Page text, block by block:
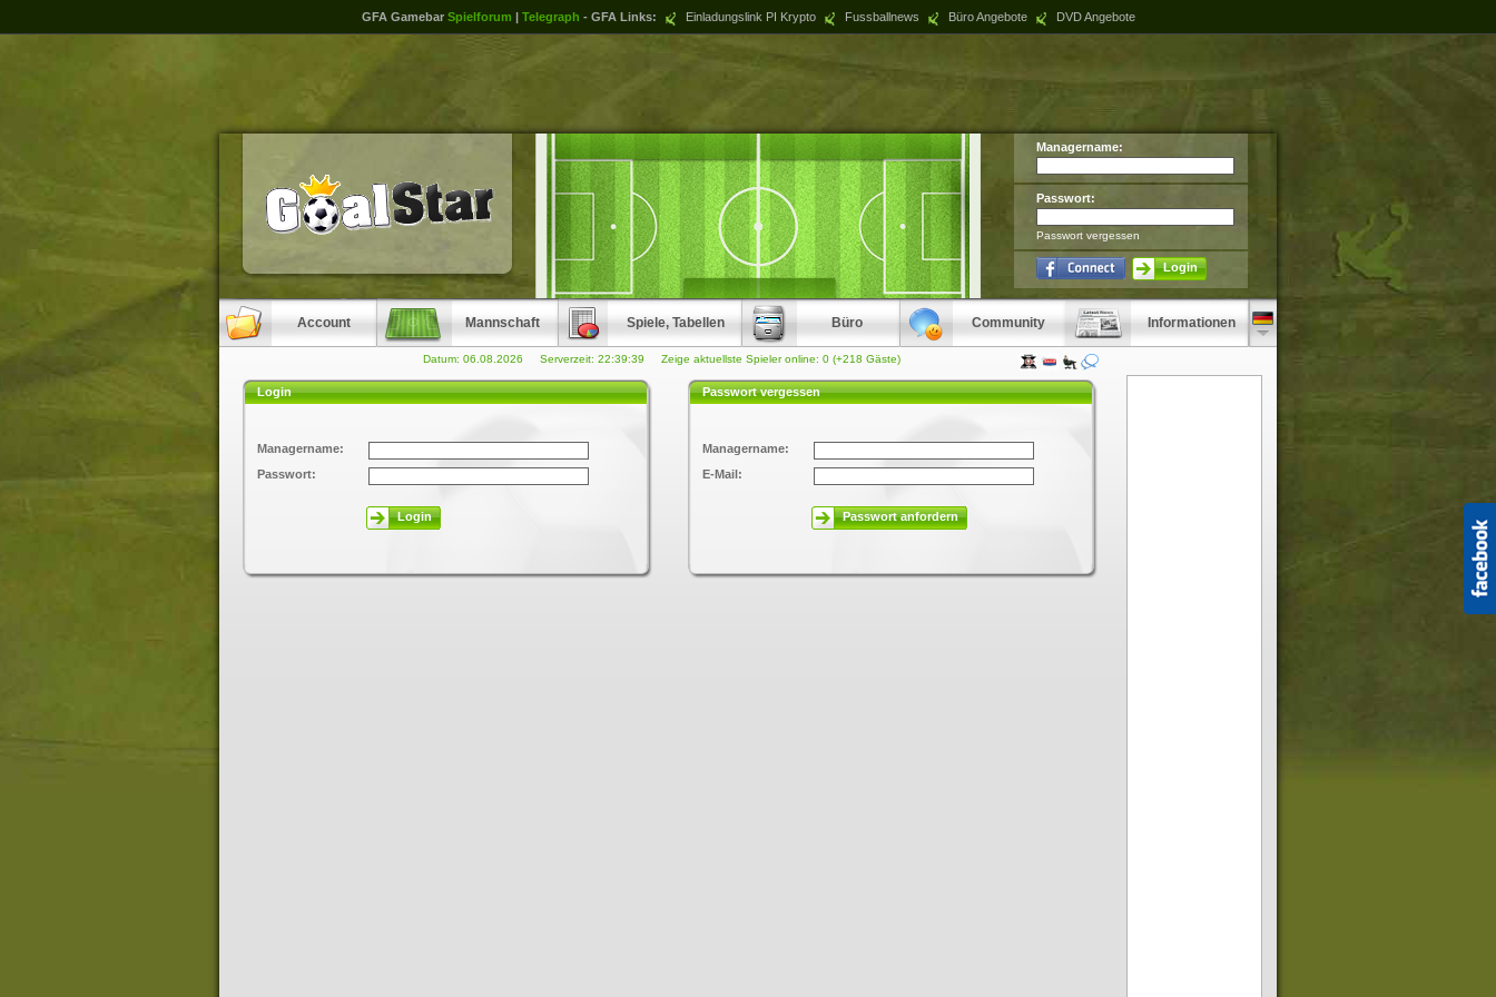
GFA Gamebar Spielforum | Telegraph - GFA Links: Einladungslink PI Krypto Fussballnews Büro Angebote DVD Angebote
Managername:
Passwort:
Passwort vergessen
Login
Account Mannschaft Spiele, Tabellen Büro Community Informationen
Datum: 06.08.2026 Serverzeit: 22:39:39 Zeige aktuellste Spieler online: 0 (+218 Gäste)
Login
Managername:
Passwort:
Login
Passwort vergessen
Managername:
E-Mail:
Passwort anfordern